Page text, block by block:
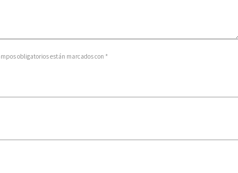
obligatorios están marcados con *